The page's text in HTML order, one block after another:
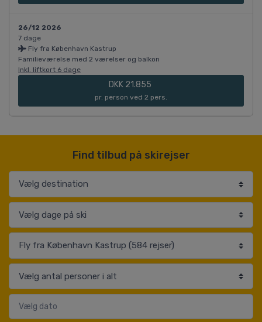
26/12 2026
7 dage
Fly fra København Kastrup
Familieværelse med 2 værelser og balkon
Inkl. liftkort 6 dage
DKK 21.855
pr. person ved 2 pers.
Find tilbud på skirejser